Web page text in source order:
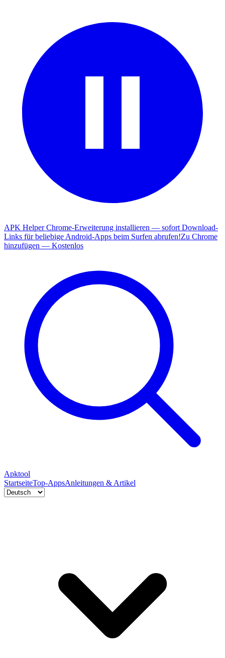
APK Helper Chrome-Erweiterung installieren — sofort Download-
Links für beliebige Android-Apps beim Surfen abrufen!Zu Chrome
hinzufügen — Kostenlos
Apktool
StartseiteTop-AppsAnleitungen & Artikel